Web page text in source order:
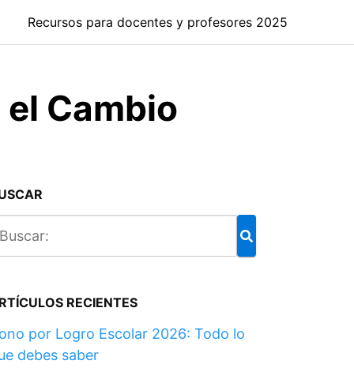
Recursos para docentes y profesores 2025
Cambio
RECIENTES
por Logro Escolar 2026: Todo lo
debes saber